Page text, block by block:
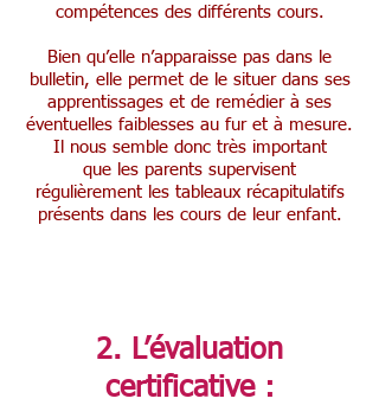
compétences des différents cours.
Bien qu’elle n’apparaisse pas dans le
bulletin, elle permet de le situer dans ses
apprentissages et de remédier à ses
éventuelles faiblesses au fur et à mesure.
Il nous semble donc très important
que les parents supervisent
régulièrement les tableaux récapitulatifs
présents dans les cours de leur enfant.
2. L’évaluation
certificative :